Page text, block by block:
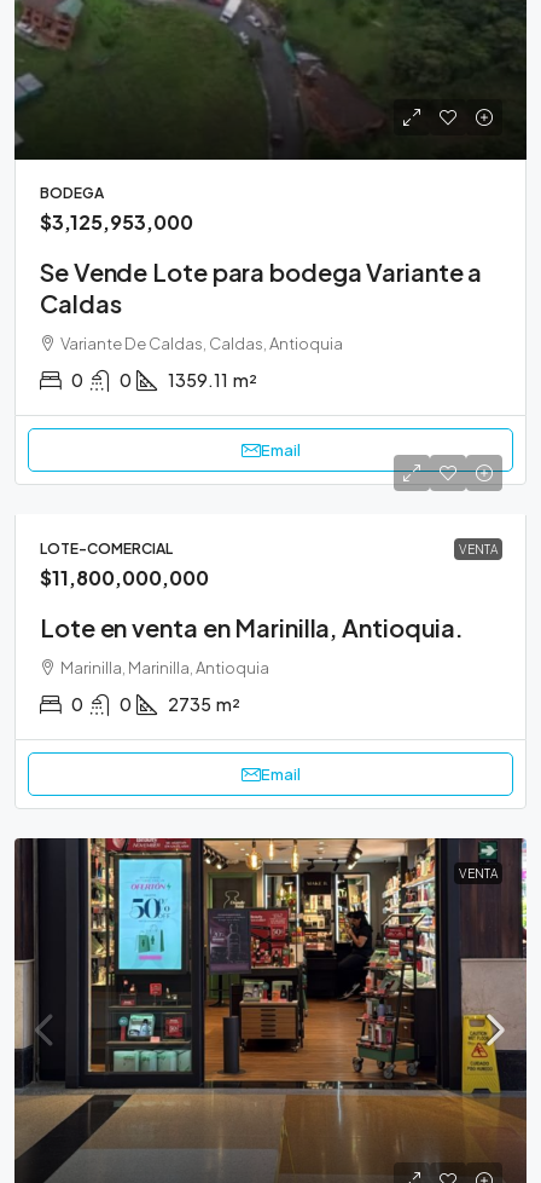
BODEGA
$3,125,953,000
Se Vende Lote para bodega Variante a
Caldas
Variante De Caldas, Caldas, Antioquia
0 0 1359.11 m²
Email
VENTA
LOTE-COMERCIAL
$11,800,000,000
Lote en venta en Marinilla, Antioquia.
Marinilla, Marinilla, Antioquia
0 0 2735 m²
Email
VENTA